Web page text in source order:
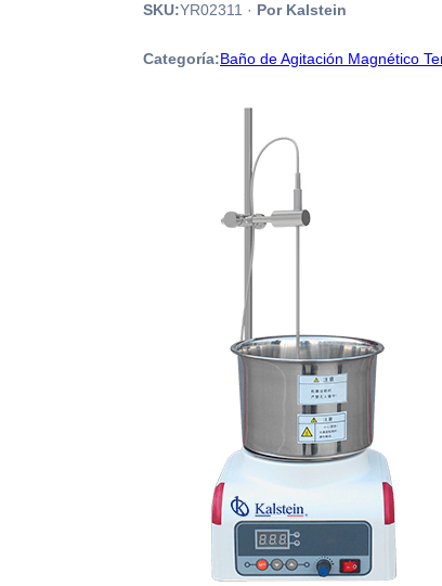
SKU:YR02311 · Por Kalstein
Categoría:Baño de Agitación Magnético